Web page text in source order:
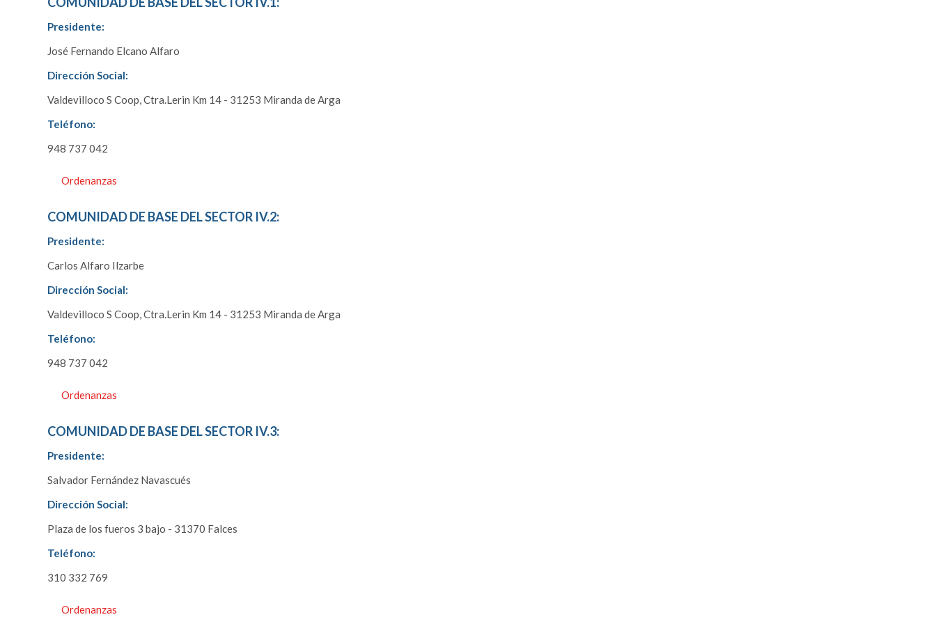
Presidente:
José Fernando Elcano Alfaro
Dirección Social:
Valdevilloco S Coop, Ctra.Lerin Km 14 - 31253 Miranda de Arga
Teléfono:
948 737 042
Ordenanzas
COMUNIDAD DE BASE DEL SECTOR IV.2:
Presidente:
Carlos Alfaro Ilzarbe
Dirección Social:
Valdevilloco S Coop, Ctra.Lerin Km 14 - 31253 Miranda de Arga
Teléfono:
948 737 042
Ordenanzas
COMUNIDAD DE BASE DEL SECTOR IV.3:
Presidente:
Salvador Fernández Navascués
Dirección Social:
Plaza de los fueros 3 bajo - 31370 Falces
Teléfono:
310 332 769
Ordenanzas